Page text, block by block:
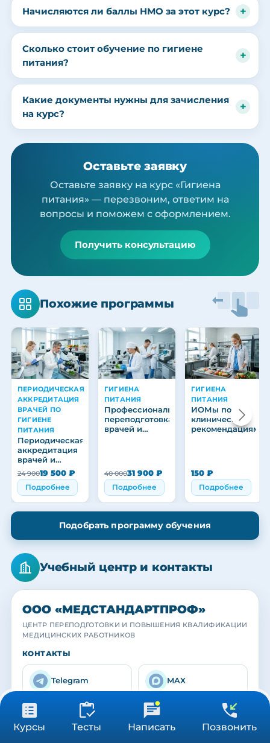
Курсы Тесты Написать Позвонить
Начисляются ли баллы НМО за этот курс?
Сколько стоит обучение по гигиене
питания?
Какие документы нужны для зачисления
на курс?
Оставьте заявку
Оставьте заявку на курс «Гигиена
питания» — перезвоним, ответим на
вопросы и поможем с оформлением.
Получить консультацию
Похожие программы
ПЕРИОДИЧЕСКАЯ
АККРЕДИТАЦИЯ
ВРАЧЕЙ ПО
ГИГИЕНЕ
ПИТАНИЯ
Периодическая
аккредитация
врачей и
медицинских
работников
24 90019 500 ₽
Подробнее
ГИГИЕНА
ПИТАНИЯ
Профессиональная
переподготовка
врачей и
40 00031 900 ₽
Подробнее
ГИГИЕНА
ПИТАНИЯ
ИОМы по
клиническим
рекомендациям
150 ₽
Подробнее
Подобрать программу обучения
Учебный центр и контакты
Учебный центр
Практика с действующими специалистами
Наша команда
Преподаватели и кураторы центра
Выпускники
Вручение удостоверений и сертификатов
ООО «МЕДСТАНДАРТПРОФ»
ЦЕНТР ПЕРЕПОДГОТОВКИ И ПОВЫШЕНИЯ КВАЛИФИКАЦИИ
МЕДИЦИНСКИХ РАБОТНИКОВ
КОНТАКТЫ
Telegram MAX
8 (800) 550-08-61
info@medstandar
tprof.ru
от 3 900 ₽
36/72/144 ч Получить консультацию